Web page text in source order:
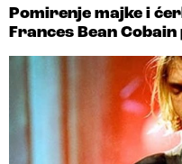
Pomirenje majke i
Frances Bean